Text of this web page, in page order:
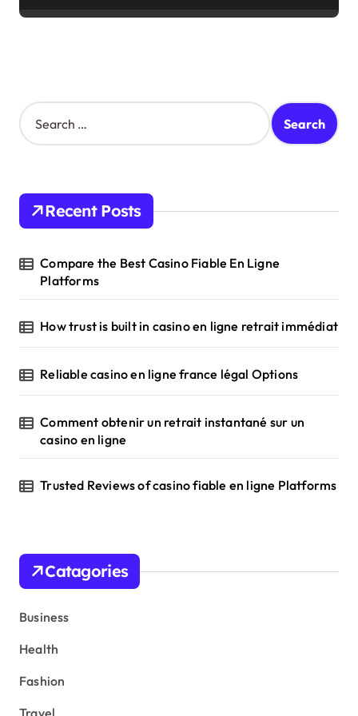
S
e
h
o
:
Recent Posts
Compare the Best Casino Fiable En Ligne
Platforms
How trust is built in casino en ligne retrait immédiat
Reliable casino en ligne france légal Options
Comment obtenir un retrait instantané sur un
casino en ligne
Trusted Reviews of casino fiable en ligne Platforms
Catagories
Business
Health
Fashion